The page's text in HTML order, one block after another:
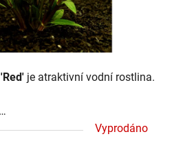
je atraktivní vodní rostlina.
Vyprodáno